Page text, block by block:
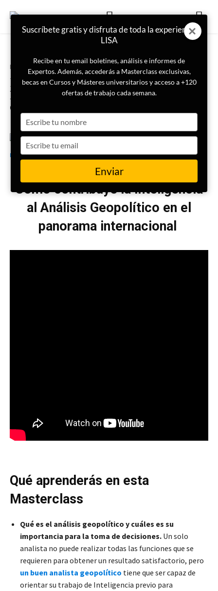
Portada
Masterclass | Cómo contribuye la
Inteligencia al Análisis
Geopolítico | LISA Institute
LISA Institute
Cómo contribuye la Inteligencia
al Análisis Geopolítico en el
panorama internacional
Qué aprenderás en esta
Masterclass
Qué es el análisis geopolítico y cuáles es su
importancia para la toma de decisiones. Un solo
analista no puede realizar todas las funciones que se
requieren para obtener un resultado satisfactorio, pero
un buen analista geopolítico tiene que ser capaz de
orientar su trabajo de Inteligencia previo para
Suscríbete gratis y disfruta de toda la experiencia
LISA
Recibe en tu email boletines, análisis e informes de
Expertos. Además, accederás a Masterclass exclusivas,
becas en Cursos y Másteres universitarios y acceso a +120
ofertas de trabajo cada semana.
your
name
your
email
Enviar